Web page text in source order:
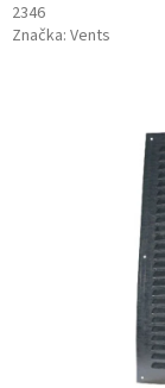
2346
Značka: Vents